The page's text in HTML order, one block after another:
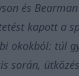
és
kapott a
okokból: túl
során,